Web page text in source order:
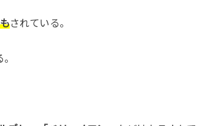
されている。